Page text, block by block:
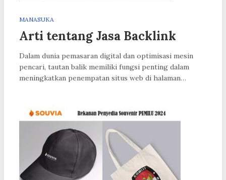
MANASUKA
Arti tentang Jasa Backlink
Dalam dunia pemasaran digital dan optimisasi mesin
pencari, tautan balik memiliki fungsi penting dalam
meningkatkan penempatan situs web di halaman…